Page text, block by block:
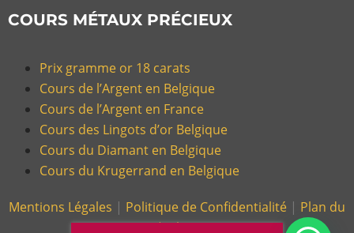
COURS MÉTAUX PRÉCIEUX
Prix gramme or 18 carats
Cours de l’Argent en Belgique
Cours de l’Argent en France
Cours des Lingots d’or Belgique
Cours du Diamant en Belgique
Cours du Krugerrand en Belgique
Mentions Légales | Politique de Confidentialité | Plan du
Site |Glossaire